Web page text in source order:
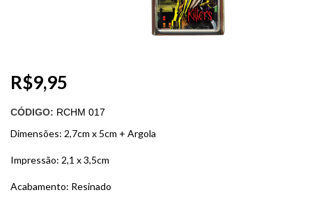
R$9,95
CÓDIGO: RCHM 017
Dimensões: 2,7cm x 5cm + Argola
Impressão: 2,1 x 3,5cm
Acabamento: Resinado